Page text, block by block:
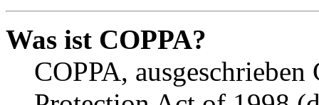
Was ist COPPA?
COPPA,